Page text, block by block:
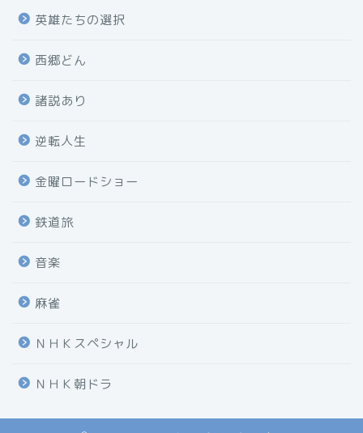
英雄たちの選択
西郷どん
諸説あり
逆転人生
金曜ロードショー
鉄道旅
音楽
麻雀
ＮＨＫスペシャル
ＮＨＫ朝ドラ